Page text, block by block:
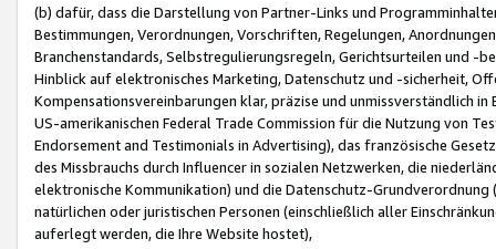
(b) dafür, dass die Darstellung von Partner-Links und
Bestimmungen, Verordnungen, Vorschriften, Regelungen,
Branchenstandards, Selbstregulierungsregeln, Gerichtsurteilen und -
Hinblick auf elektronisches Marketing, Datenschutz und -sicherheit,
Kompensationsvereinbarungen klar, präzise und unmissverständlich
US-amerikanischen Federal Trade Commission für die Nutzung von
Endorsement and Testimonials in Advertising), das französische
des Missbrauchs durch Influencer in sozialen Netzwerken, die
elektronische Kommunikation) und die Datenschutz-
natürlichen oder juristischen Personen (einschließlich aller
auferlegt werden, die Ihre Website hostet),